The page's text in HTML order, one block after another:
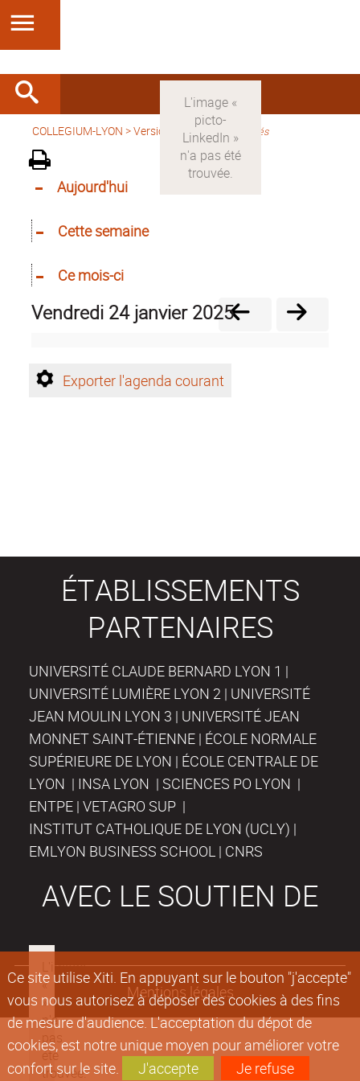
Ce site utilise Xiti. En appuyant sur le bouton "j'accepte"
vous nous autorisez à déposer des cookies à des fins
de mesure d'audience. L'acceptation du dépot de
cookies, est notre unique moyen pour améliorer votre
confort sur le site.
J'accepte Je refuse
COLLEGIUM-LYON >Version française> Activités
Aujourd'hui
Cette semaine
Ce mois-ci
vendredi 24 janvier 2025
Exporter l'agenda courant
ÉTABLISSEMENTS
PARTENAIRES
UNIVERSITÉ CLAUDE BERNARD LYON 1 |
UNIVERSITÉ LUMIÈRE LYON 2 | UNIVERSITÉ
JEAN MOULIN LYON 3 | UNIVERSITÉ JEAN
MONNET SAINT-ÉTIENNE | ÉCOLE NORMALE
SUPÉRIEURE DE LYON | ÉCOLE CENTRALE DE
LYON | INSA LYON | SCIENCES PO LYON |
ENTPE | VETAGRO SUP |
INSTITUT CATHOLIQUE DE LYON (UCLY) |
EMLYON BUSINESS SCHOOL | CNRS
AVEC LE SOUTIEN DE
Mentions légales